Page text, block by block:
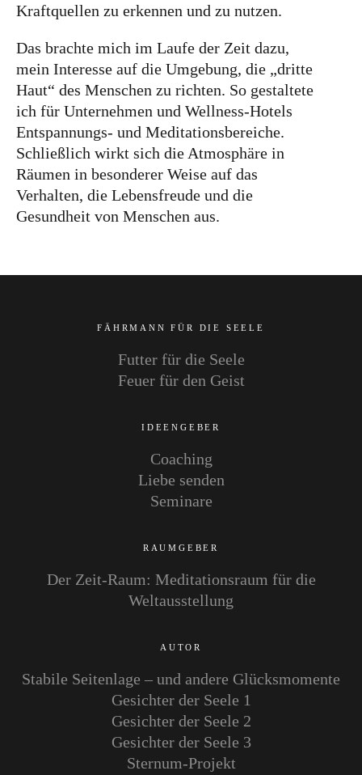
Kraftquellen zu erkennen und zu nutzen.
Das brachte mich im Laufe der Zeit dazu,
mein Interesse auf die Umgebung, die „dritte
Haut“ des Menschen zu richten. So gestaltete
ich für Unternehmen und Wellness-Hotels
Entspannungs- und Meditationsbereiche.
Schließlich wirkt sich die Atmosphäre in
Räumen in besonderer Weise auf das
Verhalten, die Lebensfreude und die
Gesundheit von Menschen aus.
FÄHRMANN FÜR DIE SEELE
Futter für die Seele
Feuer für den Geist
IDEENGEBER
Coaching
Liebe senden
Seminare
RAUMGEBER
Der Zeit-Raum: Meditationsraum für die
Weltausstellung
AUTOR
Stabile Seitenlage – und andere Glücksmomente
Gesichter der Seele 1
Gesichter der Seele 2
Gesichter der Seele 3
Sternum-Projekt